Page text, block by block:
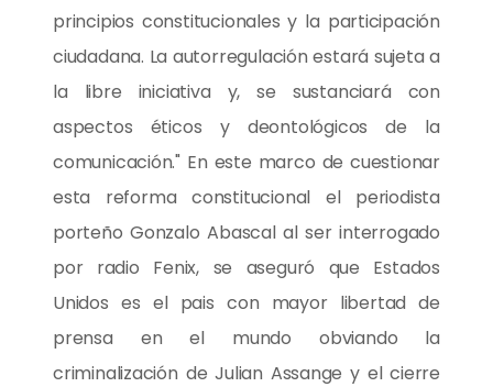
principios constitucionales y la participación
ciudadana. La autorregulación estará sujeta a
la libre iniciativa y, se sustanciará con
aspectos éticos y deontológicos de la
comunicación." En este marco de cuestionar
esta reforma constitucional el periodista
porteño Gonzalo Abascal al ser interrogado
por radio Fenix, se aseguró que Estados
Unidos es el pais con mayor libertad de
prensa en el mundo obviando la
criminalización de Julian Assange y el cierre